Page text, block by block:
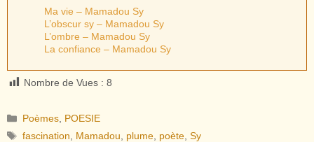
Ma vie – Mamadou Sy
L’obscur sy – Mamadou Sy
L’ombre – Mamadou Sy
La confiance – Mamadou Sy
Nombre de Vues : 8
Catégories
Poèmes POESIE
Étiquettes
fascination Mamadou plume poète ,Sy